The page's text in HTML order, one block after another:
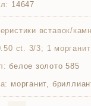
14647
вставок/
ct. 3/3; 1
белое золото 585
морганит,